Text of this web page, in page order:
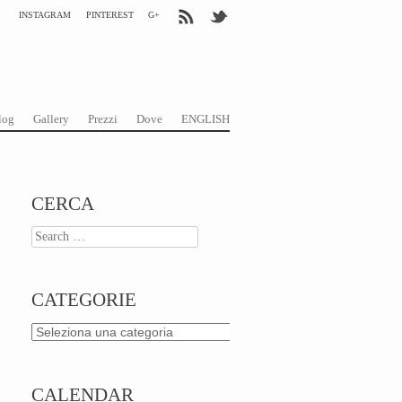
INSTAGRAM PINTEREST G+
Gallery Prezzi Dove ENGLISH
CERCA
Search
CATEGORIE
Categorie
CALENDAR